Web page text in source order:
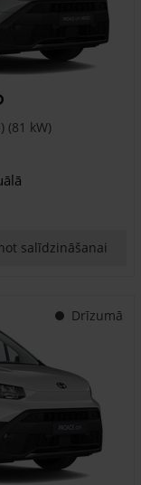
(81 kW)
salīdzināšanai
Drīzumā